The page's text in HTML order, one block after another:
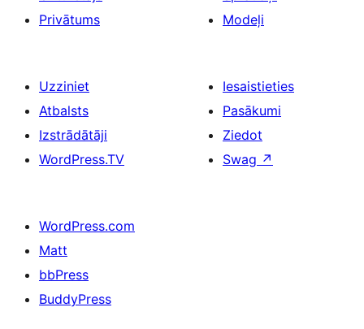
Privātums
Modeļi
Uzziniet
Atbalsts
Izstrādātāji
WordPress.TV
Iesaistieties
Pasākumi
Ziedot
Swag ↗
WordPress.com
Matt
bbPress
BuddyPress